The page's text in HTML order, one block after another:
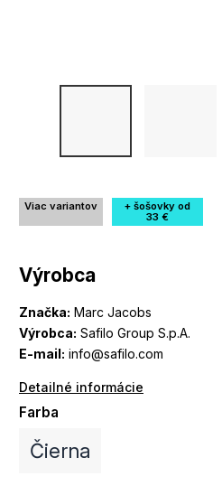
Výrobca
Značka: Marc Jacobs
Výrobca: Safilo Group S.p.A.
E-mail: info@safilo.com
Detailné informácie
Viac variantov
+ šošovky od
33 €
Farba
Čierna